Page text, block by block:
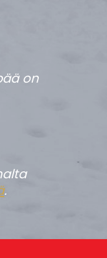
on
.